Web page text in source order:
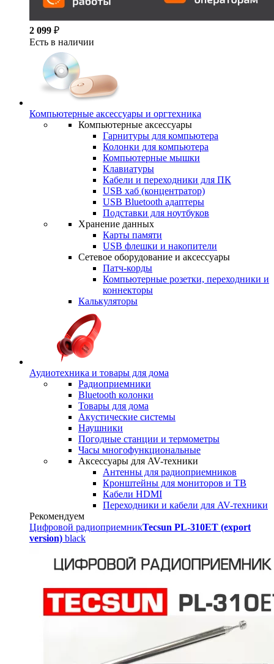
2 099 ₽
Есть в наличии
Компьютерные аксессуары и оргтехника
Компьютерные аксессуары
Гарнитуры для компьютера
Колонки для компьютера
Компьютерные мышки
Клавиатуры
Кабели и переходники для ПК
USB хаб (концентратор)
USB Bluetooth адаптеры
Подставки для ноутбуков
Хранение данных
Карты памяти
USB флешки и накопители
Сетевое оборудование и аксессуары
Патч-корды
Компьютерные розетки, переходники и
коннекторы
Калькуляторы
Аудиотехника и товары для дома
Радиоприемники
Bluetooth колонки
Товары для дома
Акустические системы
Наушники
Погодные станции и термометры
Часы многофункциональные
Аксессуары для AV-техники
Антенны для радиоприемников
Кронштейны для мониторов и ТВ
Кабели HDMI
Переходники и кабели для AV-техники
Рекомендуем
Цифровой радиоприемникTecsun PL-310ET (export
version) black